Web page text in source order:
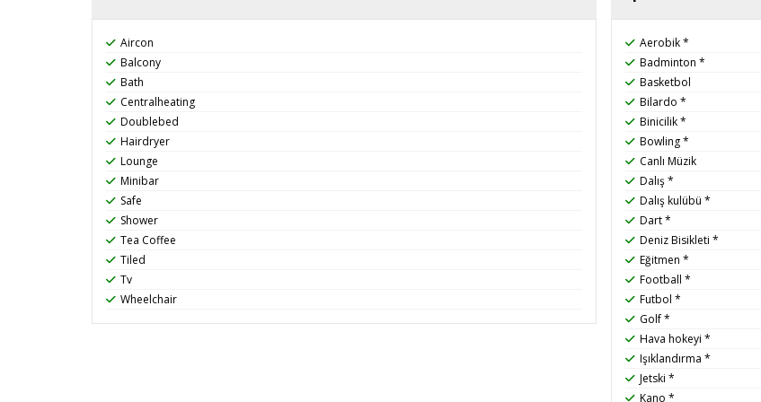
Aircon
Balcony
Bath
Centralheating
Doublebed
Hairdryer
Lounge
Minibar
Safe
Shower
Tea Coffee
Tiled
Tv
Wheelchair
Aerobik *
Badminton *
Basketbol
Bilardo *
Binicilik *
Bowling *
Canlı Müzik
Dalış *
Dalış kulübü *
Dart *
Deniz Bisikleti *
Eğitmen *
Football *
Futbol *
Golf *
Hava hokeyi *
Işıklandırma *
Jetski *
Kano *